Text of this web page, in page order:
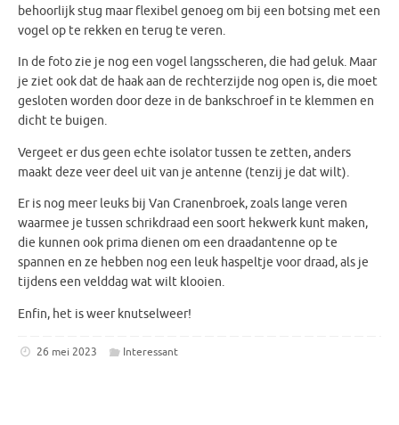
behoorlijk stug maar flexibel genoeg om bij een botsing met een
vogel op te rekken en terug te veren.
In de foto zie je nog een vogel langsscheren, die had geluk. Maar
je ziet ook dat de haak aan de rechterzijde nog open is, die moet
gesloten worden door deze in de bankschroef in te klemmen en
dicht te buigen.
Vergeet er dus geen echte isolator tussen te zetten, anders
maakt deze veer deel uit van je antenne (tenzij je dat wilt).
Er is nog meer leuks bij Van Cranenbroek, zoals lange veren
waarmee je tussen schrikdraad een soort hekwerk kunt maken,
die kunnen ook prima dienen om een draadantenne op te
spannen en ze hebben nog een leuk haspeltje voor draad, als je
tijdens een velddag wat wilt klooien.
Enfin, het is weer knutselweer!
26 mei 2023 Interessant